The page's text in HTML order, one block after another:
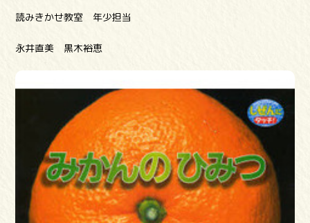
読みきかせ教室 年少担当
永井直美 黒木裕恵